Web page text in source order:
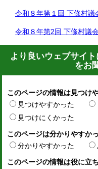
令和８年第１回 下條村議
令和８年第2回 下條村議
より良いウェブサイ
をお
このページの情報は見つけ
見つけやすかった
見つけにくかった
このページは分かりやすか
分かりやすかった
このページの情報は役に立